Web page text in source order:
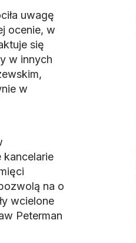
uwagę
ocenie, w
się
w innych
w
na o
wcielone
Peterman